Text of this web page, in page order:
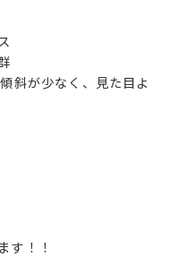
斜が少なく、見た目よ
す！！